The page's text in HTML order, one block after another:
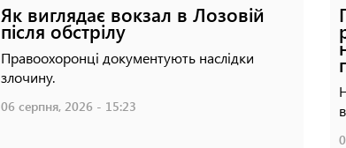
Як виглядає вокзал в Лозовій
після обстрілу
Правоохоронці документують наслідки
злочину.
06 серпня, 2026 - 15:23